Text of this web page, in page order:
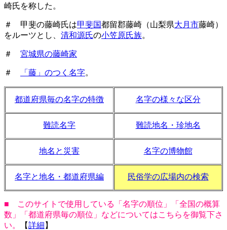
崎氏を称した。
＃ 甲斐の藤崎氏は甲斐国都留郡藤崎（山梨県大月市藤崎）
をルーツとし、 清和源氏の小笠原氏族。
＃ 宮城県の藤崎家
＃ 「藤」のつく名字。
都道府県毎の名字の特徴 名字の様々な区分
難読名字 難読地名・珍地名
地名と災害 名字の博物館
名字と地名・都道府県編 民俗学の広場内の検索
■ このサイトで使用している「名字の順位」「全国の概算
数」「都道府県毎の順位」などについてはこちらを御覧下さ
い。
【詳細 】